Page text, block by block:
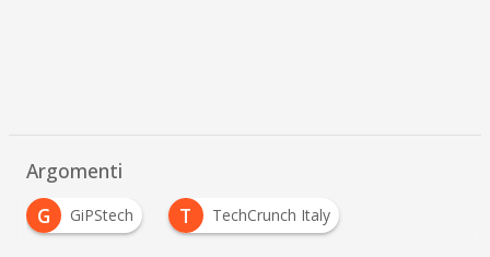
Argomenti
G
GiPStech T TechCrunch Italy